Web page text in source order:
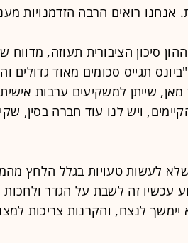
סיכון הציבורית תעוזה, מדווח
תגייס סכומים מאוד גדולים
שייתן למשקיעים ערבות
ויש לנו עוד חברה בסין,
לעשות טעויות בגלל הלחץ
עכשיו זה לשבת על הגדר ולחכות
לנצח, והקרנות צריכות